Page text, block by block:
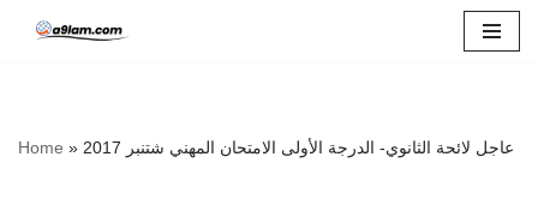
Home » عاجل لائحة الثانوي- الدرجة الأولى الامتحان المهني شتنبر 2017